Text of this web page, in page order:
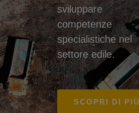
sviluppare
competenze
specialistiche nel
settore edile.
SCOPRI DI PIÙ